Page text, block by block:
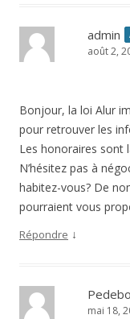
admin
août 2,
Bonjour, la loi Alur
pour retrouver les
Les honoraires sont
N’hésitez pas à
habitez-vous? De
pourraient vous
Répondre ↓
mai 18,